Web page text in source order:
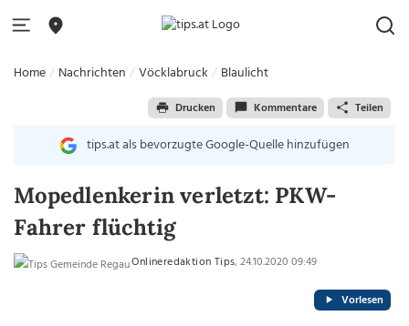
Home Nachrichten Vöcklabruck Blaulicht
Drucken Kommentare Teilen
tips.at als bevorzugte Google-Quelle hinzufügen
Mopedlenkerin verletzt: PKW-
Fahrer flüchtig
Onlineredaktion Tips, 24.10.2020 09:49
Vorlesen